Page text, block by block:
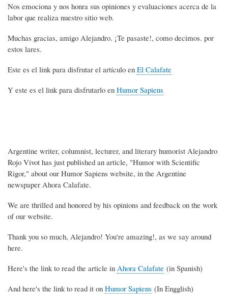
Nos emociona y nos honra sus opiniones y evaluaciones acerca de la
labor que realiza nuestro sitio web.
Muchas gracias, amigo Alejandro. ¡Te pasaste!, como decimos. por
estos lares.
Este es el link para disfrutar el artículo en El Calafate
Y este es el link para disfrutarlo en Humor Sapiens
Argentine writer, columnist, lecturer, and literary humorist Alejandro
Rojo Vivot has just published an article, "Humor with Scientific
Rigor," about our Humor Sapiens website, in the Argentine
newspaper Ahora Calafate.
We are thrilled and honored by his opinions and feedback on the work
of our website.
Thank you so much, Alejandro! You're amazing!, as we say around
here.
Here's the link to read the article in Ahora Calafate (in Spanish)
And here's the link to read it on Humor Sapiens (In Engglish)